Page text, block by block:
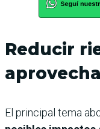
Reducir
El principal tema